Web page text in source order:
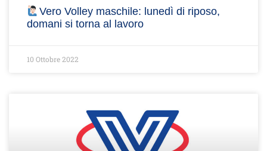
Vero Volley maschile: lunedì di riposo,
domani si torna al lavoro
10 Ottobre 2022